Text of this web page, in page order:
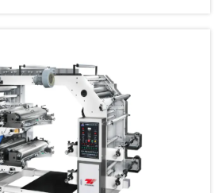
。ほとんどの入門レベルのフ